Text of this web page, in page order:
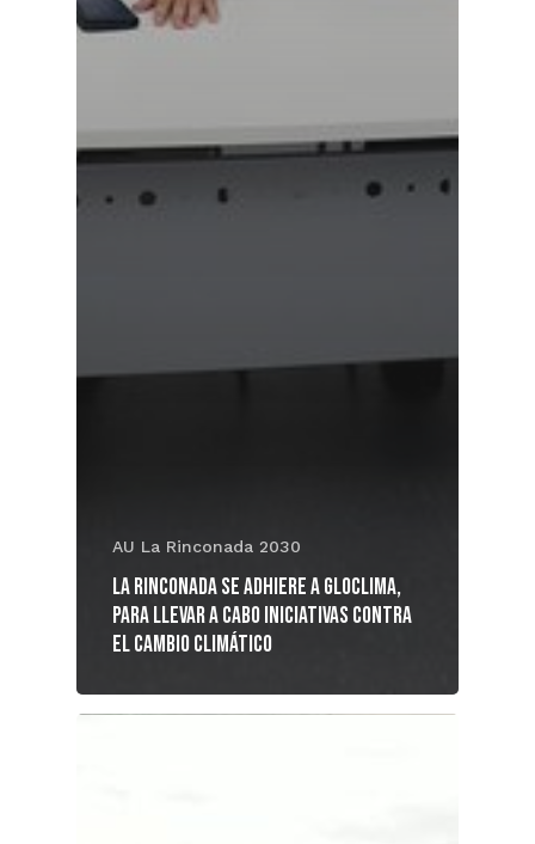
AU La Rinconada 2030
La Rinconada se adhiere a Gloclima,
para llevar a cabo iniciativas contra
el cambio climático